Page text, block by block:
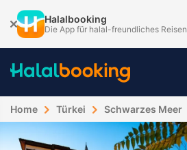
Halalbooking
Die App für halal-freundliches Reisen
Home Türkei Schwarzes Meer